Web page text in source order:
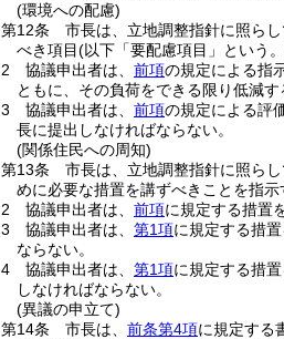
(環境への配慮)
第12条
市長は、立地調整指針に照ら
べき項目(以下「要配慮項目」という
2
協議申出者は、 前項の規定による指
ともに、その負荷をできる限り低減
3
協議申出者は、 前項の規定による評
長に提出しなければならない。
(関係住民への周知)
第13条
市長は、立地調整指針に照ら
めに必要な措置を講ずべきことを指示
2
協議申出者は、 前項に規定する措置
3
協議申出者は、 第1項に規定する措
ならない。
4
協議申出者は、 第1項に規定する措
しなければならない。
(異議の申立て)
第14条
市長は、 前条第4項に規定する